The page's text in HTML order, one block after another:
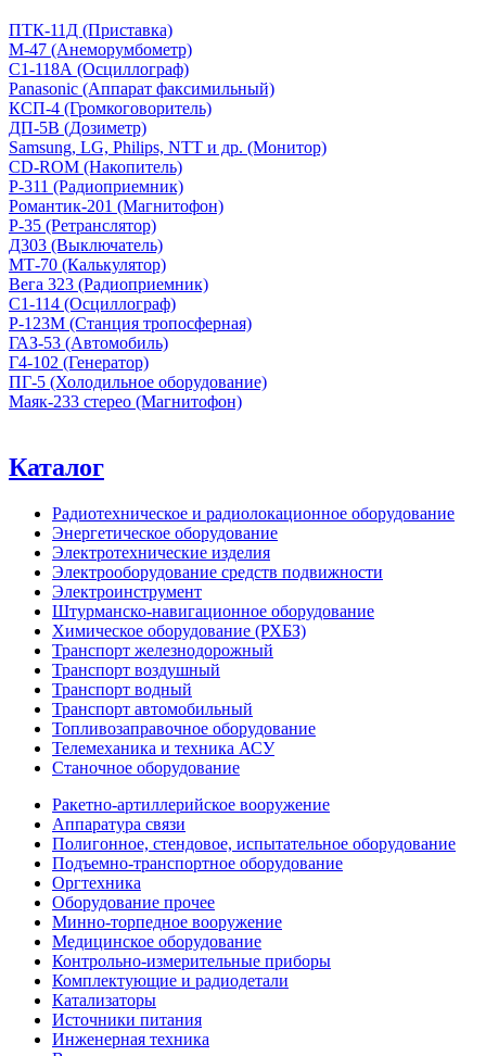
ПТК-11Д (Приставка)
М-47 (Анеморумбометр)
С1-118А (Осциллограф)
Panasonic (Аппарат факсимильный)
КСП-4 (Громкоговоритель)
ДП-5В (Дозиметр)
Samsung, LG, Philips, NTT и др. (Монитор)
CD-ROM (Накопитель)
Р-311 (Радиоприемник)
Романтик-201 (Магнитофон)
Р-35 (Ретранслятор)
Д303 (Выключатель)
МТ-70 (Калькулятор)
Вега 323 (Радиоприемник)
С1-114 (Осциллограф)
Р-123М (Станция тропосферная)
ГАЗ-53 (Автомобиль)
Г4-102 (Генератор)
ПГ-5 (Холодильное оборудование)
Маяк-233 стерео (Магнитофон)
Каталог
Радиотехническое и радиолокационное оборудование
Энергетическое оборудование
Электротехнические изделия
Электрооборудование средств подвижности
Электроинструмент
Штурманско-навигационное оборудование
Химическое оборудование (РХБЗ)
Транспорт железнодорожный
Транспорт воздушный
Транспорт водный
Транспорт автомобильный
Топливозаправочное оборудование
Телемеханика и техника АСУ
Станочное оборудование
Ракетно-артиллерийское вооружение
Аппаратура связи
Полигонное, стендовое, испытательное оборудование
Подъемно-транспортное оборудование
Оргтехника
Оборудование прочее
Минно-торпедное вооружение
Медицинское оборудование
Контрольно-измерительные приборы
Комплектующие и радиодетали
Катализаторы
Источники питания
Инженерная техника